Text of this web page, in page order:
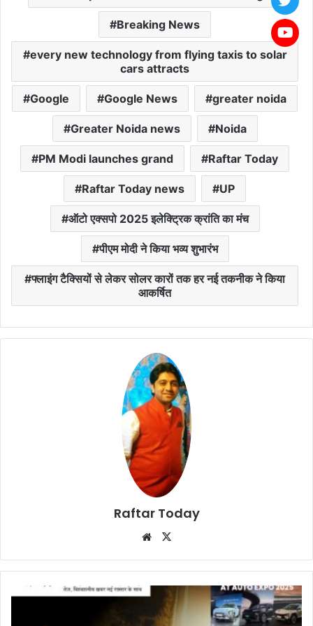
Breaking News
every new technology from flying taxis to solar
cars attracts
Google Google News greater noida
Greater Noida news Noida
PM Modi launches grand Raftar Today
Raftar Today news UP
ऑटो एक्सपो 2025 इलेक्ट्रिक क्रांति का मंच
पीएम मोदी ने किया भव्य शुभारंभ
फ्लाइंग टैक्सियों से लेकर सोलर कारों तक हर नई तकनीक ने किया
आकर्षित
Raftar Today
Website